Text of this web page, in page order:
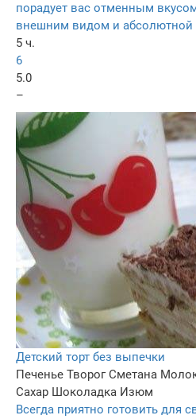
порадует вас отменным
внешним видом и абсолютной
5 ч.
6
5.0
–
Детский торт без выпечки
Печенье Творог Сметана
Сахар Шоколадка Изюм
Всегда приятно готовить для